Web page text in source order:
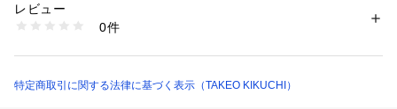
します。
顔まわりを華やかにしてくれるアイテムです。
－ BRAND CONCEPT －
生産国：日本製
1095800004245
レビュー
0件
特定商取引に関する法律に基づく表示（TAKEO KIKUCHI）